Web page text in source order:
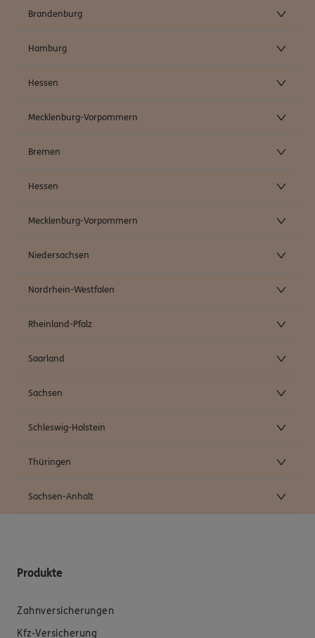
Brandenburg
Hamburg
Hessen
Mecklenburg-Vorpommern
Bremen
Hessen
Mecklenburg-Vorpommern
Niedersachsen
Nordrhein-Westfalen
Rheinland-Pfalz
Saarland
Sachsen
Schleswig-Holstein
Thüringen
Sachsen-Anhalt
Produkte
Zahnversicherungen
Kfz-Versicherung